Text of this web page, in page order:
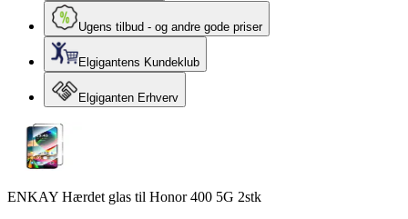
Ugens tilbud - og andre gode priser
Elgigantens Kundeklub
Elgiganten Erhverv
ENKAY Hærdet glas til Honor 400 5G 2stk